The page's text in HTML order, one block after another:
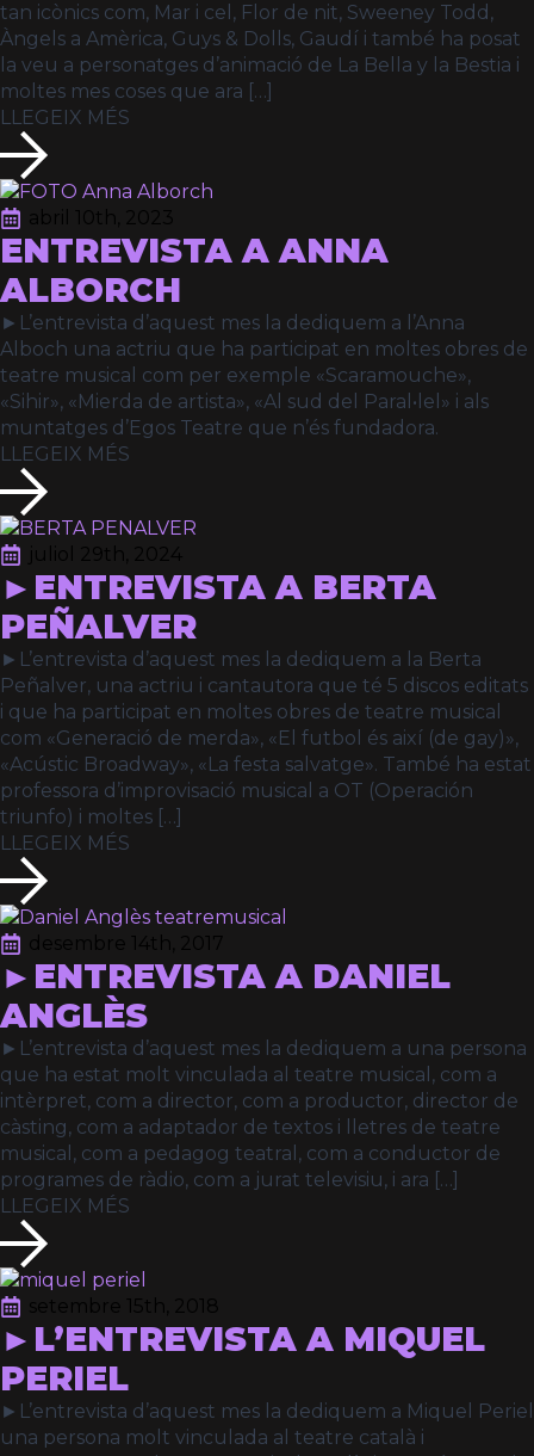
tan icònics com, Mar i cel, Flor de nit, Sweeney Todd,
Àngels a Amèrica, Guys & Dolls, Gaudí i també ha posat
la veu a personatges d’animació de La Bella y la Bestia i
moltes mes coses que ara […]
LLEGEIX MÉS
ENTREVISTA A ANNA
ALBORCH
►L’entrevista d’aquest mes la dediquem a l’Anna
Alboch una actriu que ha participat en moltes obres de
teatre musical com per exemple «Scaramouche»,
«Sihir», «Mierda de artista», «Al sud del Paral•lel» i als
muntatges d’Egos Teatre que n’és fundadora.
LLEGEIX MÉS
►ENTREVISTA A BERTA
PEÑALVER
►L’entrevista d’aquest mes la dediquem a la Berta
Peñalver, una actriu i cantautora que té 5 discos editats
i que ha participat en moltes obres de teatre musical
com «Generació de merda», «El futbol és així (de gay)»,
«Acústic Broadway», «La festa salvatge». També ha estat
professora d’improvisació musical a OT (Operación
triunfo) i moltes […]
LLEGEIX MÉS
►ENTREVISTA A DANIEL
ANGLÈS
►L’entrevista d’aquest mes la dediquem a una persona
que ha estat molt vinculada al teatre musical, com a
intèrpret, com a director, com a productor, director de
càsting, com a adaptador de textos i lletres de teatre
musical, com a pedagog teatral, com a conductor de
programes de ràdio, com a jurat televisiu, i ara […]
LLEGEIX MÉS
►L’ENTREVISTA A MIQUEL
PERIEL
►L’entrevista d’aquest mes la dediquem a Miquel Periel
una persona molt vinculada al teatre català i